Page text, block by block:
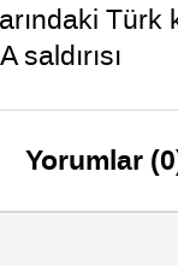
Türk
saldırısı
Yorumlar